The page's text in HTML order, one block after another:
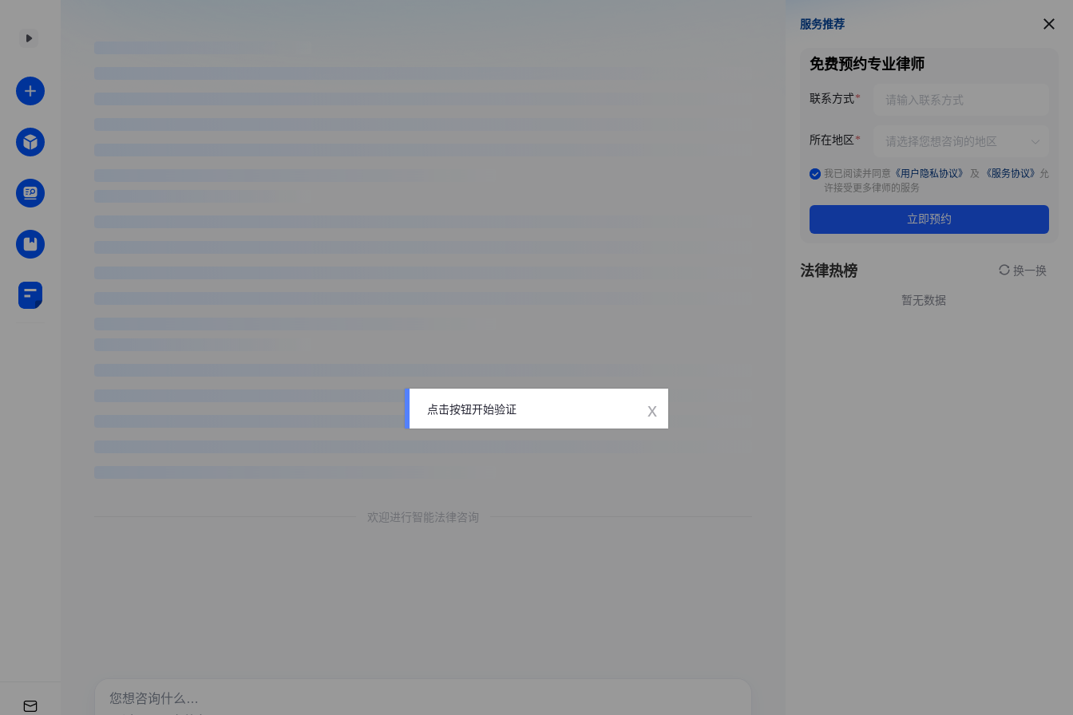
欢迎进行智能法律咨询
服务推荐
服务推荐
免费预约专业律师
联系方式
所在地区
我已阅读并同意 《用户隐私协议》 及 《服务协议》 允
许接受更多律师的服务
立即预约
法律热榜 换一换
暂无数据
点击按钮开始验证 x